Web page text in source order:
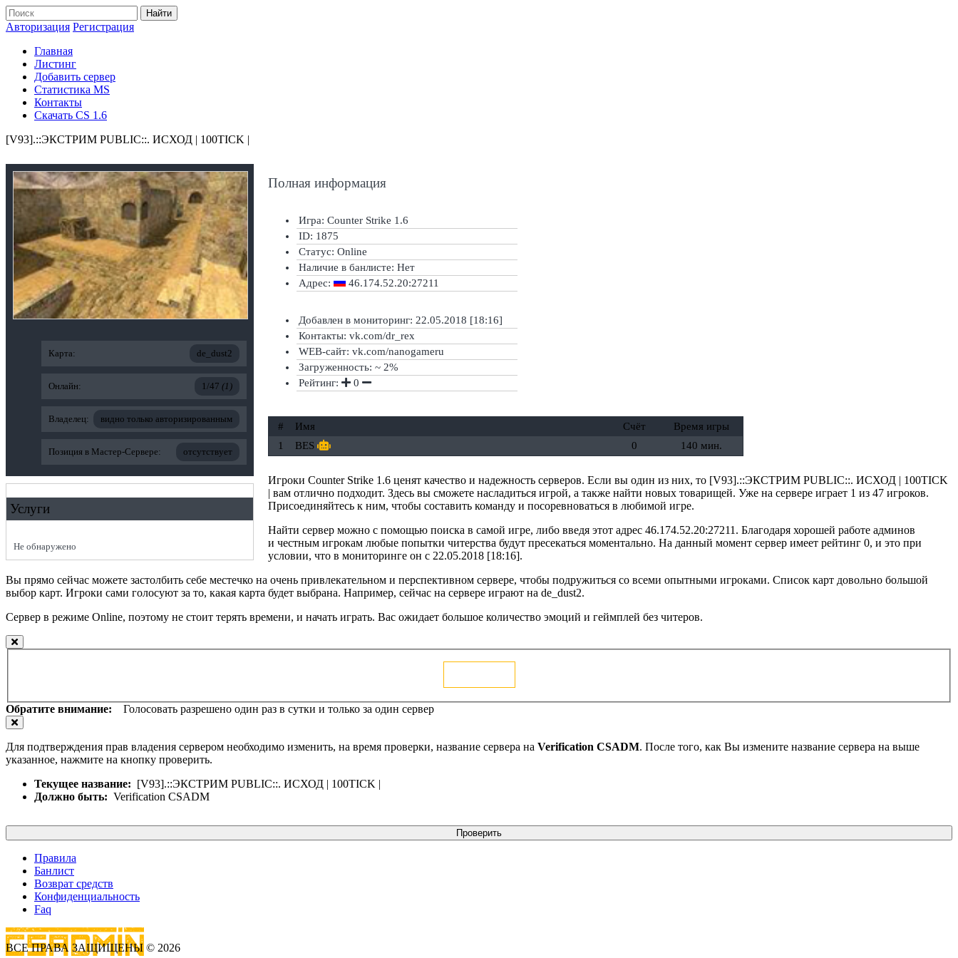
Найти
Авторизация Регистрация
Главная
Листинг
Добавить сервер
Статистика MS
Контакты
Скачать CS 1.6
[V93].::ЭКСТРИМ PUBLIC::. ИСХОД | 100TICK |
Карта: de_dust2
Онлайн: 1/47 (1)
Владелец: видно только авторизированным
Позиция в Мастер-Сервере: отсутствует
Услуги
Не обнаружено
Полная информация
Игра: Counter Strike 1.6
ID: 1875
Статус: Online
Наличие в банлисте: Нет
Адрес:
46.174.52.20:27211
Добавлен в мониторинг: 22.05.2018 [18:16]
Контакты: vk.com/dr_rex
WEB-сайт: vk.com/nanogameru
Загруженность: ~ 2%
Рейтинг:
0
# Имя Счёт
Время игры
1
ВES 0 140 мин.
Игроки Counter Strike 1.6 ценят качество и надежность серверов. Если вы один из них, то [V93].::ЭКСТРИМ PUBLIC::. ИСХОД | 100TICK
| вам отлично подходит. Здесь вы сможете насладиться игрой, а также найти новых товарищей. Уже на сервере играет 1 из 47 игроков.
Присоединяйтесь к ним, чтобы составить команду и посоревноваться в любимой игре.
Найти сервер можно с помощью поиска в самой игре, либо введя этот адрес 46.174.52.20:27211. Благодаря хорошей работе админов
и честным игрокам любые попытки читерства будут пресекаться моментально. На данный момент сервер имеет рейтинг 0, и это при
условии, что в мониторинге он с 22.05.2018 [18:16].
Вы прямо сейчас можете застолбить себе местечко на очень привлекательном и перспективном сервере, чтобы подружиться со всеми опытными игроками. Список карт довольно большой
выбор карт. Игроки сами голосуют за то, какая карта будет выбрана. Например, сейчас на сервере играют на de_dust2.
Сервер в режиме Online, поэтому не стоит терять времени, и начать играть. Вас ожидает большое количество эмоций и геймплей без читеров.
Обратите внимание: Голосовать разрешено один раз в сутки и только за один сервер
Для подтверждения прав владения сервером необходимо изменить, на время проверки, название сервера на Verification CSADM. После того, как Вы измените название сервера на выше
указанное, нажмите на кнопку проверить.
Текущее название: [V93].::ЭКСТРИМ PUBLIC::. ИСХОД | 100TICK |
Должно быть: Verification CSADM
Проверить
Правила
Банлист
Возврат средств
Конфиденциальность
Faq
ВСЕ ПРАВА ЗАЩИЩЕНЫ © 2026